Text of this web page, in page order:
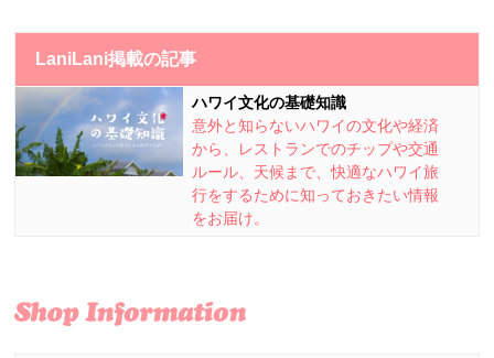
LaniLani掲載の記事
ハワイ文化の基礎知識
意外と知らないハワイの文化や経済
から、レストランでのチップや交通
ルール、天候まで、快適なハワイ旅
行をするために知っておきたい情報
をお届け。